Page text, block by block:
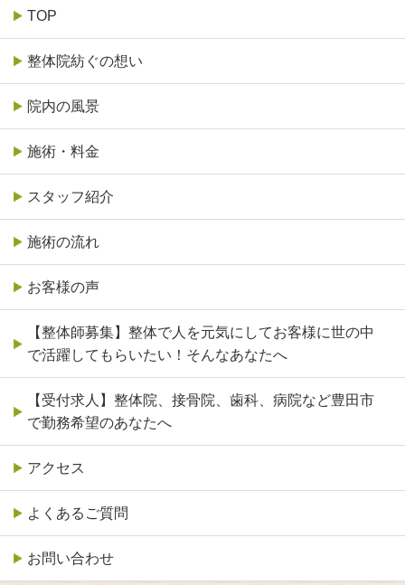
TOP
整体院紡ぐの想い
院内の風景
施術・料金
スタッフ紹介
施術の流れ
お客様の声
【整体師募集】整体で人を元気にしてお客様に世の中
で活躍してもらいたい！そんなあなたへ
【受付求人】整体院、接骨院、歯科、病院など豊田市
で勤務希望のあなたへ
アクセス
よくあるご質問
お問い合わせ